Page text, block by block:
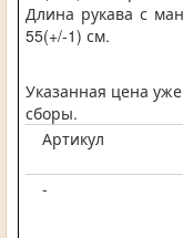
Длина рукава с
55(+/-1) см.
Указанная цена
сборы.
Артикул
-